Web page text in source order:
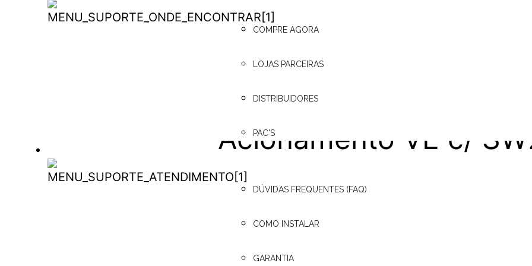
COMPRE AGORA
LOJAS PARCEIRAS
DISTRIBUIDORES
PAC'S
DÚVIDAS FREQUENTES (FAQ)
COMO INSTALAR
GARANTIA
das travas elétricas
originais – Palio (FIAT)
Acionamento VE c/
– Palio Fire Way 2015
Acionamento VE c/